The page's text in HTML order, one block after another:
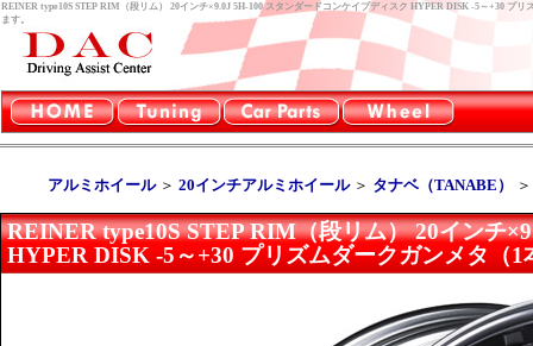
REINER type10S STEP RIM（段リム） 20インチ×9.0J 5H-100 スタンダードコンケイプディスク HYPER DISK -5～+30 プ
ます。
アルミホイール＞ 20インチアルミホイール＞ タナベ（TANABE）
REINER type10S STEP RIM（段リム） 20インチ
HYPER DISK -5～+30 プリズムダークガンメタ（1